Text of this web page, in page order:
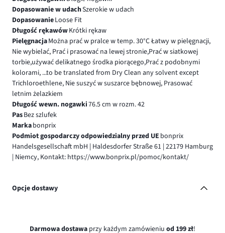
Dopasowanie w udachSzerokie w udach
DopasowanieLoose Fit
Długość rękawówKrótki rękaw
PielęgnacjaMożna prać w pralce w temp. 30°C Łatwy w pielęgnacji,
Nie wybielać, Prać i prasować na lewej stronie,Prać w siatkowej
torbie,używać delikatnego środka piorącego,Prać z podobnymi
kolorami, ...to be translated from Dry Clean any solvent except
Trichloroethlene, Nie suszyć w suszarce bębnowej, Prasować
letnim żelazkiem
Długość wewn. nogawki76.5 cm w rozm. 42
PasBez szlufek
Markabonprix
Podmiot gospodarczy odpowiedzialny przed UE bonprix
Handelsgesellschaft mbH | Haldesdorfer Straße 61 | 22179 Hamburg
| Niemcy, Kontakt: https://www.bonprix.pl/pomoc/kontakt/
Opcje dostawy
Darmowa dostawa przy każdym zamówieniu od 199 zł!